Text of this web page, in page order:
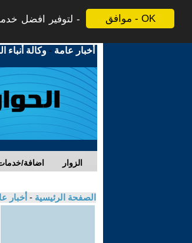
موافق - OK
لتوفير افضل
أخبار عامة -وكالة أنباء
اضافة/ الزوار
الصفحة الرئيسية - أخبار